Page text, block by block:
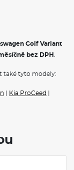
Golf Variant
bez DPH .
také tyto modely:
Kia ProCeed